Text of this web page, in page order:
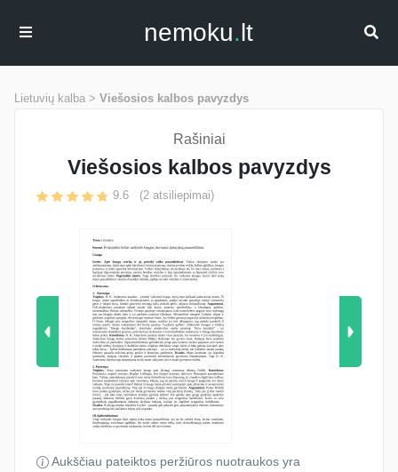
nemoku.lt
Lietuvių kalba > Viešosios kalbos pavyzdys
Rašiniai
Viešosios kalbos pavyzdys
9.6 (2 atsiliepimai)
Aukščiau pateiktos peržiūros nuotraukos yra